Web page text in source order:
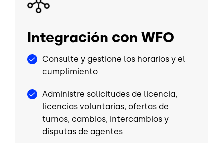
Integración con WFO
Consulte y gestione los horarios y el
cumplimiento
Administre solicitudes de licencia,
licencias voluntarias, ofertas de
turnos, cambios, intercambios y
disputas de agentes